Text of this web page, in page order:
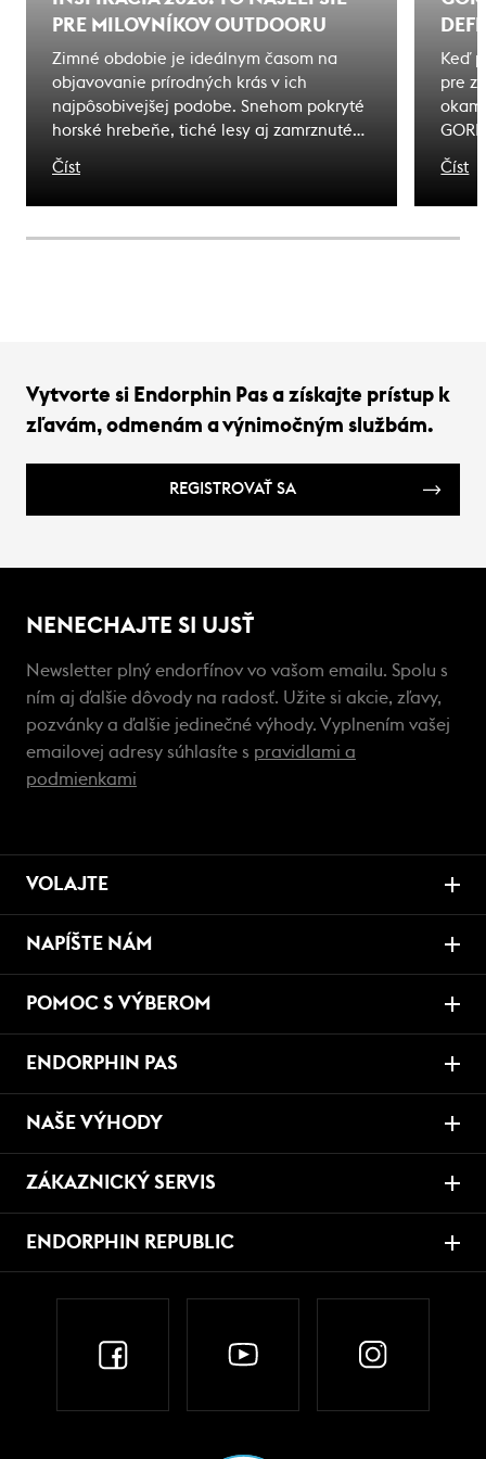
PRE MILOVNÍKOV OUTDOORU
Zimné obdobie je ideálnym časom na
objavovanie prírodných krás v ich
najpôsobivejšej podobe. Snehom pokryté
horské hrebeňe, tiché lesy aj zamrznuté
vodné plochy ponúkajú jedinečné zážitky
tým, ktorí sú vybavení kvalitným
outdoorovým vybavením. V Endorphin
Číst
Keď
pre
stala
pred
Číst
Vytvorte si Endorphin Pas a získajte prístup k
zľavám, odmenám a výnimočným službám.
REGISTROVAŤ SA
NENECHAJTE SI UJSŤ
Newsletter plný endorfínov vo vašom emailu. Spolu s
ním aj ďalšie dôvody na radosť. Užite si akcie, zľavy,
pozvánky a ďalšie jedinečné výhody. Vyplnením vašej
emailovej adresy súhlasíte s pravidlami a
podmienkami
VOLAJTE
NAPÍŠTE NÁM
POMOC S VÝBEROM
ENDORPHIN PAS
NAŠE VÝHODY
ZÁKAZNICKÝ SERVIS
ENDORPHIN REPUBLIC